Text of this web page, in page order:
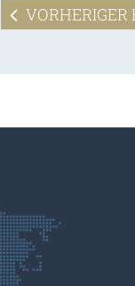
VORHERIGER